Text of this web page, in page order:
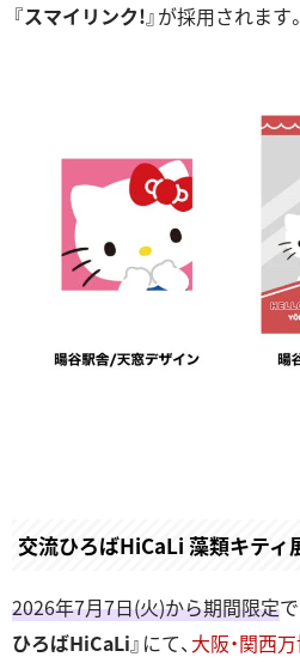
『スマイリンク!』が採⽤されます。
交流ひろばHiCaLi 藻類キティ
2026年7⽉7⽇(⽕)から期間限定
ひろばHiCaLi』にて、 ⼤阪・関⻄